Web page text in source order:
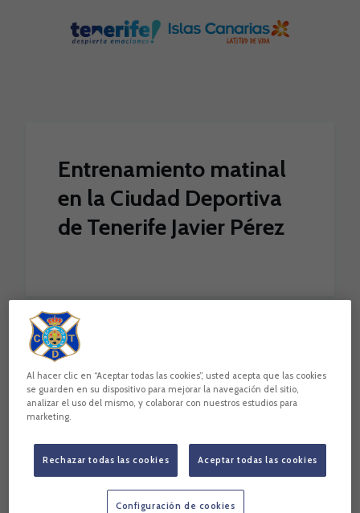
Entrenamiento matinal
en la Ciudad Deportiva
de Tenerife Javier Pérez
Al hacer clic en “Aceptar todas las cookies”, usted acepta que las cookies
se guarden en su dispositivo para mejorar la navegación del sitio,
analizar el uso del mismo, y colaborar con nuestros estudios para
marketing.
Rechazar todas las cookies Aceptar todas las cookies
Configuración de cookies